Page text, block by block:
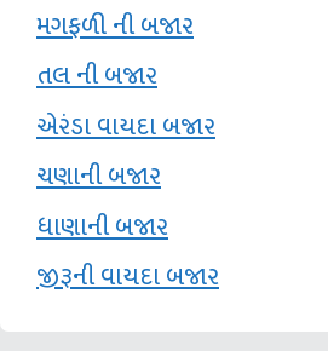
મગફળી ની બજાર
તલ ની બજાર
એરંડા વાયદા બજાર
ચણાની બજાર
ધાણાની બજાર
જીરૂની વાયદા બજાર